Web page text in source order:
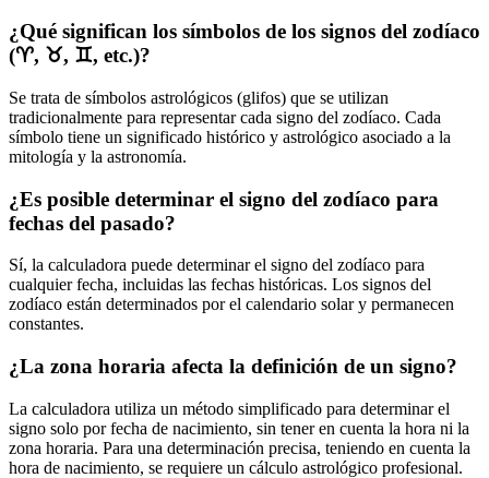
¿Qué significan los símbolos de los signos del zodíaco
(♈, ♉, ♊, etc.)?
Se trata de símbolos astrológicos (glifos) que se utilizan
tradicionalmente para representar cada signo del zodíaco. Cada
símbolo tiene un significado histórico y astrológico asociado a la
mitología y la astronomía.
¿Es posible determinar el signo del zodíaco para
fechas del pasado?
Sí, la calculadora puede determinar el signo del zodíaco para
cualquier fecha, incluidas las fechas históricas. Los signos del
zodíaco están determinados por el calendario solar y permanecen
constantes.
¿La zona horaria afecta la definición de un signo?
La calculadora utiliza un método simplificado para determinar el
signo solo por fecha de nacimiento, sin tener en cuenta la hora ni la
zona horaria. Para una determinación precisa, teniendo en cuenta la
hora de nacimiento, se requiere un cálculo astrológico profesional.